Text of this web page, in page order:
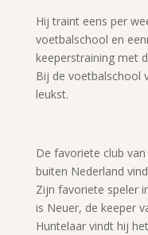
Hij traint eens per
voetbalschool en
keeperstraining met
Bij de voetbalschool
leukst.
De favoriete club
buiten Nederland
Zijn favoriete speler
is Neuer, de keeper
Huntelaar vindt hij